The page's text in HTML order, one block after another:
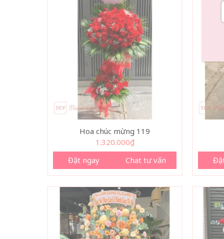
Hoa chúc mừng 119
1.320.000₫
Đặt ngay
Chat tư vấn